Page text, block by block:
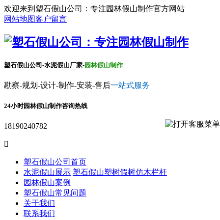
欢迎来到塑石假山公司：专注园林假山制作官方网站
网站地图客户留言
塑石假山公司-水泥假山厂家-园林假山制作
勘察-规划-设计-制作-安装-售后一站式服务
24小时园林假山制作咨询热线
18190240782

塑石假山公司首页
水泥假山展示 塑石假山塑树假树仿木栏杆
园林假山案例
塑石假山常见问题
关于我们
联系我们